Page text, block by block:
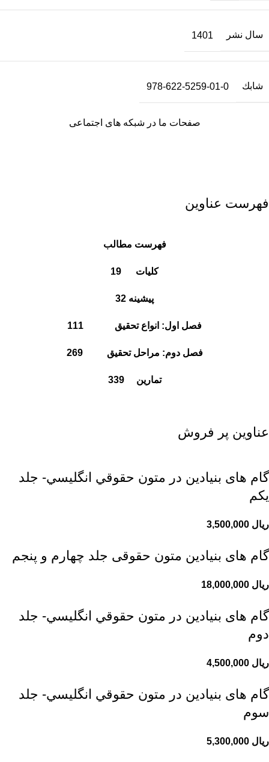
فهرست عناوین
فهرست مطالب
کلیات 19
پیشینه 32
فصل اول: انواع تحقیق 111
فصل دوم: مراحل تحقیق 269
تمارین 339
سال نشر 1401
شابك 978-622-5259-01-0
صفحات ما در شبکه های اجتماعی
عناوین پر فروش
گام های بنیادین در متون حقوقي انگليسي- جلد
يكم
ریال
گام های بنیادین متون حقوقی جلد چهارم و پنجم
ریال
گام های بنیادین در متون حقوقي انگليسي- جلد
دوم
ریال
گام های بنیادین در متون حقوقي انگليسي- جلد
سوم
ریال